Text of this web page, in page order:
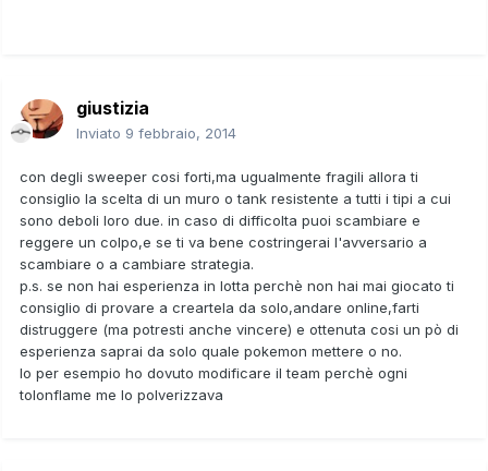
giustizia
Inviato 9 febbraio, 2014
con degli sweeper cosi forti,ma ugualmente fragili allora ti
consiglio la scelta di un muro o tank resistente a tutti i tipi a cui
sono deboli loro due. in caso di difficolta puoi scambiare e
reggere un colpo,e se ti va bene costringerai l'avversario a
scambiare o a cambiare strategia.
p.s. se non hai esperienza in lotta perchè non hai mai giocato ti
consiglio di provare a creartela da solo,andare online,farti
distruggere (ma potresti anche vincere) e ottenuta cosi un pò di
esperienza saprai da solo quale pokemon mettere o no.
Io per esempio ho dovuto modificare il team perchè ogni
tolonflame me lo polverizzava